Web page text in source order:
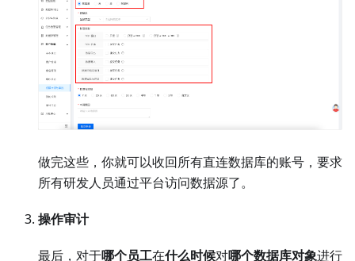
做完这些，你就可以收回所有直连数据库的账号，要求
所有研发人员通过平台访问数据源了。
操作审计
最后，对于哪个员工在什么时候对哪个数据库对象进行